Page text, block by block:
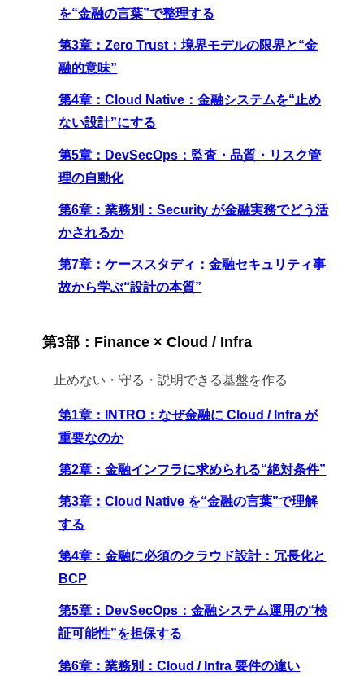
を“金融の言葉”で整理する
第3章：Zero Trust：境界モデルの限界と“金
融的意味”
第4章：Cloud Native：金融システムを“止め
ない設計”にする
第5章：DevSecOps：監査・品質・リスク管
理の自動化
第6章：業務別：Security が金融実務でどう活
かされるか
第7章：ケーススタディ：金融セキュリティ事
故から学ぶ“設計の本質”
第3部：Finance × Cloud / Infra
止めない・守る・説明できる基盤を作る
第1章：INTRO：なぜ金融に Cloud / Infra が
重要なのか
第2章：金融インフラに求められる“絶対条件”
第3章：Cloud Native を“金融の言葉”で理解
する
第4章：金融に必須のクラウド設計：冗長化と
BCP
第5章：DevSecOps：金融システム運用の“検
証可能性”を担保する
第6章：業務別：Cloud / Infra 要件の違い